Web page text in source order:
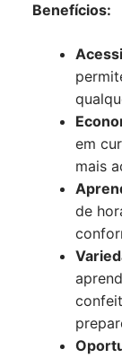
Benefícios:
em
mais
de